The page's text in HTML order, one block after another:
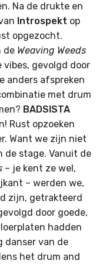
Na de drukte en
Introspekt op
opgezocht.
de Weaving Weeds
vibes, gevolgd door
anders afspreken
met drum
BADSISTA
Rust opzoeken
Want we zijn niet
de stage. Vanuit de
– je kent ze wel,
– werden we,
zijn, getrakteerd
door goede,
hadden
danser van de
het drum and